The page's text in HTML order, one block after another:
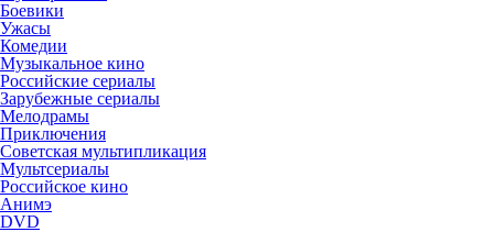
Боевики
Ужасы
Комедии
Музыкальное кино
Российские сериалы
Зарубежные сериалы
Мелодрамы
Приключения
Советская мультипликация
Мультсериалы
Российское кино
Анимэ
DVD